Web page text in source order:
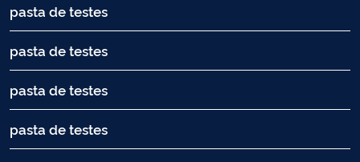
pasta de testes
pasta de testes
pasta de testes
pasta de testes